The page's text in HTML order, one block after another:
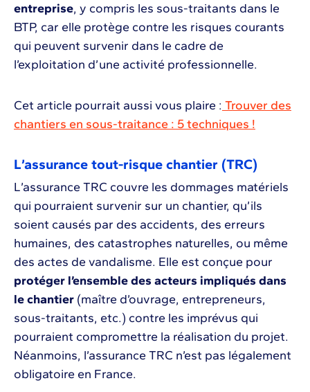
entreprise, y compris les sous-traitants dans le
BTP, car elle protège contre les risques courants
qui peuvent survenir dans le cadre de
l’exploitation d’une activité professionnelle.
Cet article pourrait aussi vous plaire : Trouver des
chantiers en sous-traitance : 5 techniques !
L’assurance tout-risque chantier (TRC)
L’assurance TRC couvre les dommages matériels
qui pourraient survenir sur un chantier, qu’ils
soient causés par des accidents, des erreurs
humaines, des catastrophes naturelles, ou même
des actes de vandalisme. Elle est conçue pour
protéger l’ensemble des acteurs impliqués dans
le chantier (maître d’ouvrage, entrepreneurs,
sous-traitants, etc.) contre les imprévus qui
pourraient compromettre la réalisation du projet.
Néanmoins, l’assurance TRC n’est pas légalement
obligatoire en France.